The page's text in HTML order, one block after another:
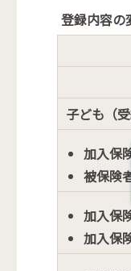
み
の
登録内容の
子ども（
加入保
被保険
加入保
加入保